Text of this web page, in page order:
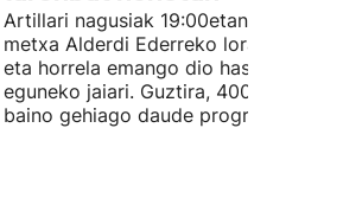
Artillari nagusiak 19:00etan piztuko
metxa Alderdi Ederreko lorategietan,
eta horrela emango dio hasiera zortzi
eguneko jaiari. Guztira, 400 ekitaldi
baino gehiago daude programatuta.